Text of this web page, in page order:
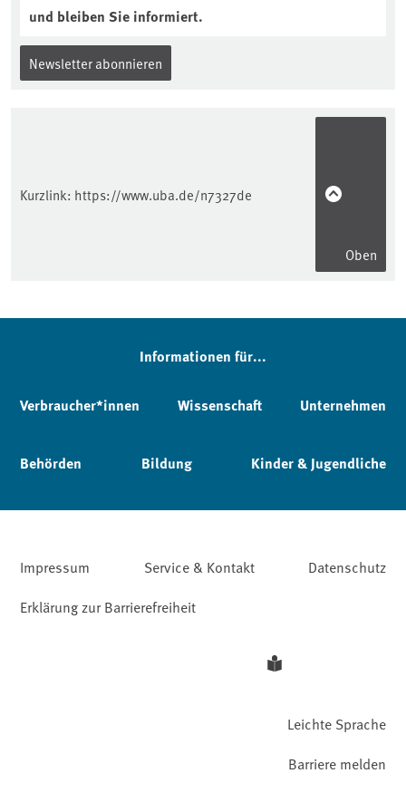
und bleiben Sie informiert.
Newsletter abonnieren
Kurzlink: https://www.uba.de/n7327de
Oben
Informationen für...
Verbraucher*innen Wissenschaft Unternehmen
Behörden Bildung Kinder & Jugendliche
Impressum Service & Kontakt
Datenschutz
Erklärung zur Barrierefreiheit
Leichte Sprache
Barriere melden